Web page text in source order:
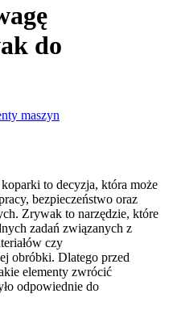
do
maszyn
to decyzja, która może
bezpieczeństwo oraz
Zrywak to narzędzie, które
zadań związanych z
czy
obróbki. Dlatego przed
elementy zwrócić
odpowiednie do